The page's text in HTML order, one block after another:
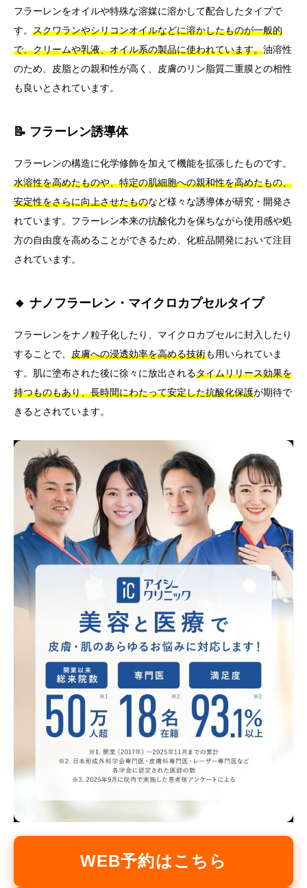
フラーレンをオイルや特殊な溶媒に溶かして配合したタイプで
す。 スクワランやシリコンオイルなどに溶かしたものが一般的
で、クリームや乳液、オイル系の製品に使われています。油溶性
のため、皮脂との親和性が高く、皮膚のリン脂質二重膜との相性
も良いとされています。
📝 フラーレン誘導体
フラーレンの構造に化学修飾を加えて機能を拡張したものです。
水溶性を高めたものや、特定の肌細胞への親和性を高めたもの、
安定性をさらに向上させたものなど様々な誘導体が研究・開発さ
れています。フラーレン本来の抗酸化力を保ちながら使用感や処
方の自由度を高めることができるため、化粧品開発において注目
されています。
🔸 ナノフラーレン・マイクロカプセルタイプ
フラーレンをナノ粒子化したり、マイクロカプセルに封入したり
することで、 皮膚への浸透効率を高める技術も用いられていま
す。肌に塗布された後に徐々に放出されるタイムリリース効果を
持つものもあり、長時間にわたって安定した抗酸化保護が期待で
きるとされています。
WEB予約はこちら